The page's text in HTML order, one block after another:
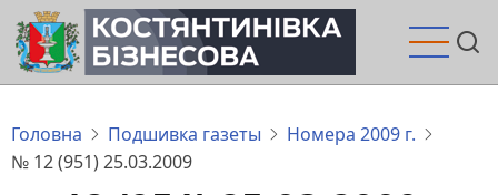
Перейти
до
основного
Головна
Подшивка газеты
Номера 2009 г.
№ 12 (951) 25.03.2009